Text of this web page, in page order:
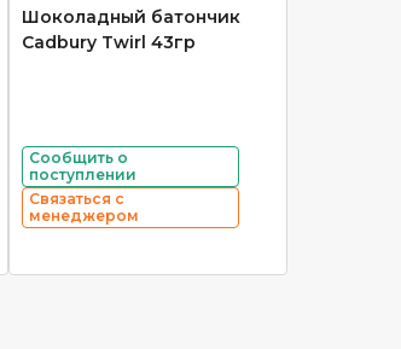
Шоколадный батончик
Cadbury Twirl 43гр
Сообщить о
поступлении
Связаться с
менеджером